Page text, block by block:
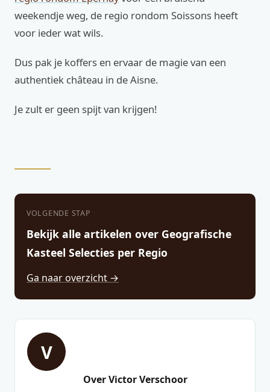
weekendje weg, de regio rondom Soissons heeft
voor ieder wat wils.
Dus pak je koffers en ervaar de magie van een
authentiek château in de Aisne.
Je zult er geen spijt van krijgen!
VOLGENDE STAP
Bekijk alle artikelen over Geografische
Kasteel Selecties per Regio
Ga naar overzicht →
V
Over Victor Verschoor